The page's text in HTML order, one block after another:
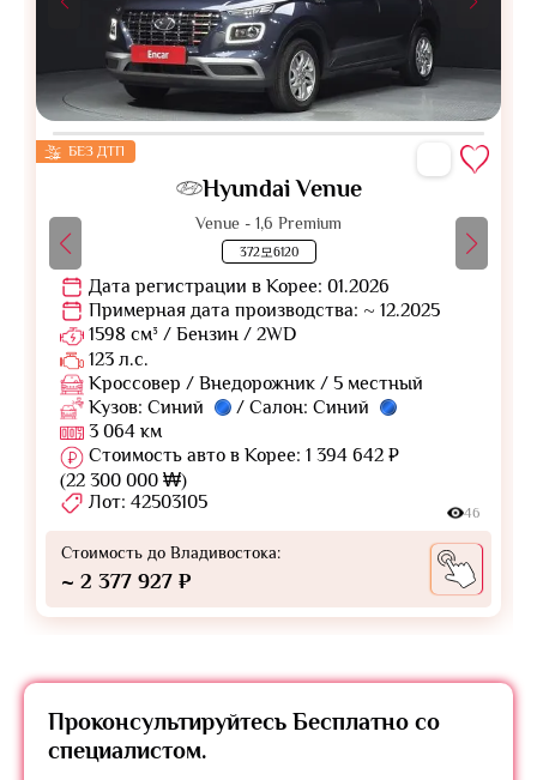
БЕЗ ДТП
Hyundai Venue
Venue - 1,6 Premium
372모6120
Дата регистрации в Корее: 01.2026
Примерная дата производства: ~ 12.2025
1598 см³ / Бензин / 2WD
123 л.с.
Кроссовер / Внедорожник / 5 местный
Кузов: Синий
/ Салон: Синий
3 064 км
Стоимость авто в Корее: 1 394 642 ₽
(22 300 000 ₩)
Лот: 42503105
46
Стоимость до Владивостока:
~ 2 377 927 ₽
Проконсультируйтесь Бесплатно со
специалистом.